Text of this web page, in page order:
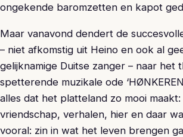
ongekende baromzetten en kapot
Maar vanavond dendert de
– niet afkomstig uit Heino en ook al
gelijknamige Duitse zanger – naar het
spetterende muzikale ode
alles dat het platteland zo mooi maakt:
vriendschap, verhalen, hier en daar
vooral: zin in wat het leven brengen